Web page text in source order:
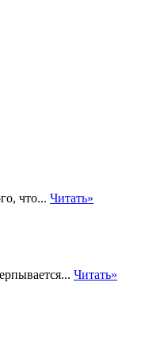
что... Читать»
Читать»